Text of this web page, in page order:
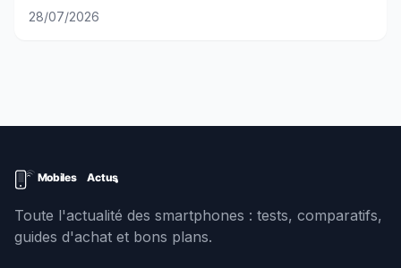
28/07/2026
Toute l'actualité des smartphones : tests, comparatifs,
guides d'achat et bons plans.